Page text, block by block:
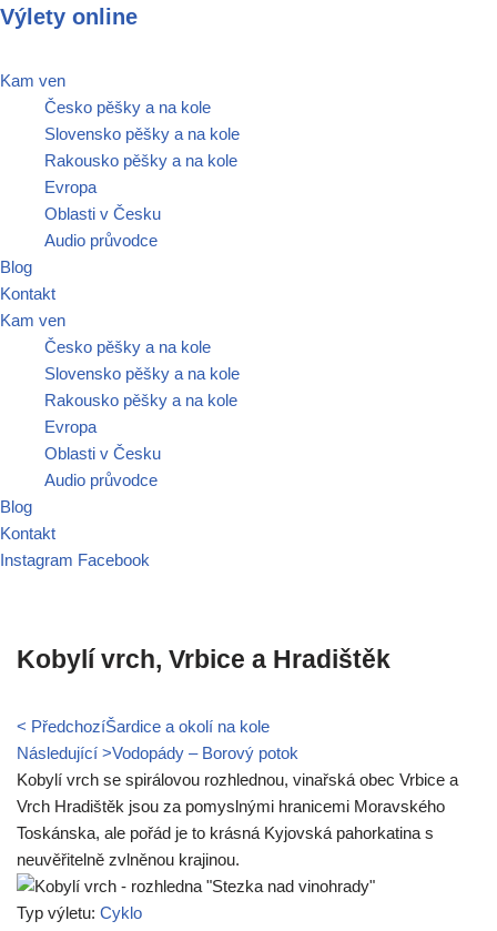
na
obsah
Výlety online
Kam ven
Česko pěšky a na kole
Slovensko pěšky a na kole
Rakousko pěšky a na kole
Evropa
Oblasti v Česku
Audio průvodce
Blog
Kontakt
Kam ven
Česko pěšky a na kole
Slovensko pěšky a na kole
Rakousko pěšky a na kole
Evropa
Oblasti v Česku
Audio průvodce
Blog
Kontakt
Instagram Facebook
Kobylí vrch, Vrbice a Hradištěk
< PředchozíŠardice a okolí na kole
Následující >Vodopády – Borový potok
Kobylí vrch se spirálovou rozhlednou, vinařská obec Vrbice a
Vrch Hradištěk jsou za pomyslnými hranicemi Moravského
Toskánska, ale pořád je to krásná Kyjovská pahorkatina s
neuvěřitelně zvlněnou krajinou.
Typ výletu: Cyklo